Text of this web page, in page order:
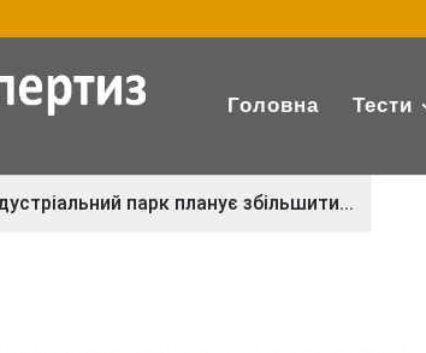
Головна Тести
парк планує збільшити...